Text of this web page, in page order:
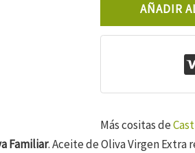
500ml
cantidad
AÑADIR
Más cositas de
Familiar. Aceite de Oliva Virgen